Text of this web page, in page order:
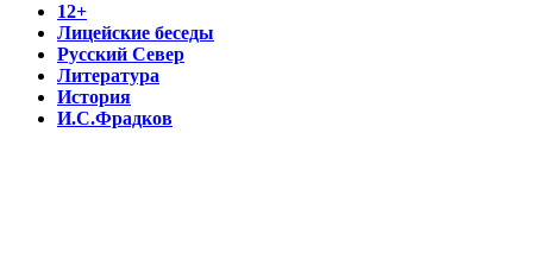
12+
Лицейские беседы
Русский Север
Литература
История
И.С.Фрадков